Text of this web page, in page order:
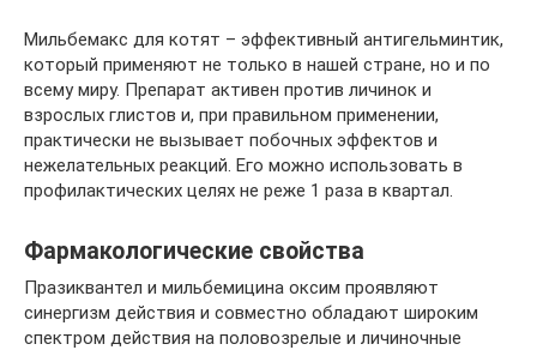
Мильбемакс для котят – эффективный антигельминтик,
который применяют не только в нашей стране, но и по
всему миру. Препарат активен против личинок и
взрослых глистов и, при правильном применении,
практически не вызывает побочных эффектов и
нежелательных реакций. Его можно использовать в
профилактических целях не реже 1 раза в квартал.
Фармакологические свойства
Празиквантел и мильбемицина оксим проявляют
синергизм действия и совместно обладают широким
спектром действия на половозрелые и личиночные